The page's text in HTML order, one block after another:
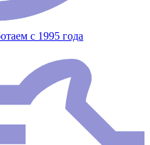
с 1995 года